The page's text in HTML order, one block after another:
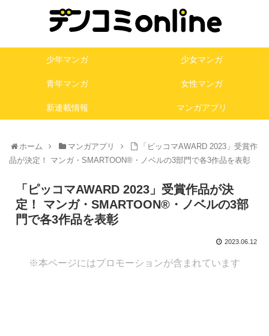
少年マンガ 少女マンガ
青年マンガ 女性マンガ
新連載情報 マンガアプリ
ホーム マンガアプリ
「ピッコマAWARD 2023」受賞作
品が決定！ マンガ・SMARTOON®︎・ノベルの3部門で各3作品を表彰
「ピッコマAWARD 2023」受賞作品が決
定！ マンガ・SMARTOON®︎・ノベルの3部
門で各3作品を表彰
2023.06.12
※本ページにはプロモーションが含まれています